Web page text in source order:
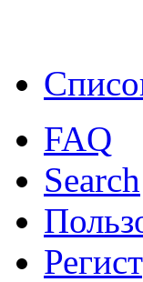
FAQ
Search